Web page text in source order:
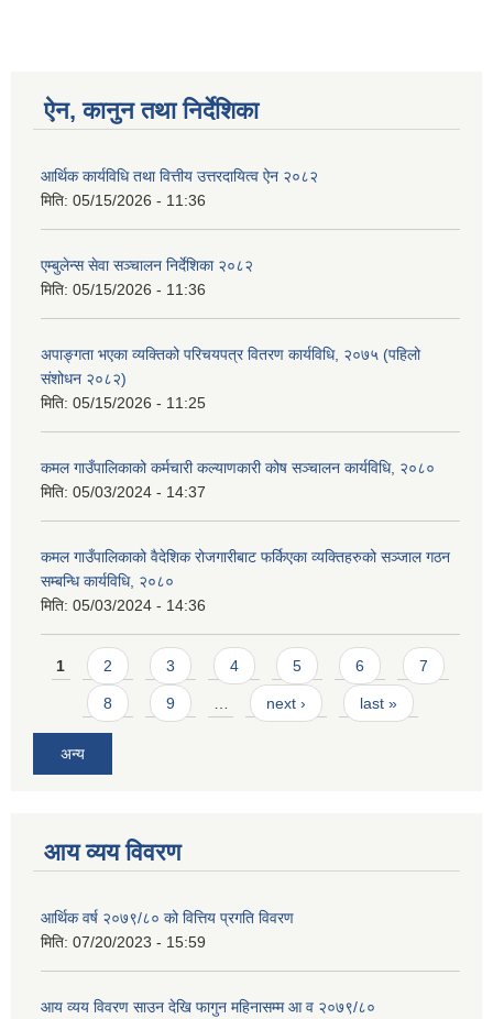
ऐन, कानुन तथा निर्देशिका
आर्थिक कार्यविधि तथा वित्तीय उत्तरदायित्व ऐन २०८२
मिति: 05/15/2026 - 11:36
एम्बुलेन्स सेवा सञ्चालन निर्देशिका २०८२
मिति: 05/15/2026 - 11:36
अपाङ्गता भएका व्यक्तिको परिचयपत्र वितरण कार्यविधि, २०७५ (पहिलो
संशोधन २०८२)
मिति: 05/15/2026 - 11:25
कमल गाउँपालिकाको कर्मचारी कल्याणकारी कोष सञ्चालन कार्यविधि, २०८०
मिति: 05/03/2024 - 14:37
कमल गाउँपालिकाको वैदेशिक रोजगारीबाट फर्किएका व्यक्तिहरुको सञ्जाल गठन
सम्बन्धि कार्यविधि, २०८०
मिति: 05/03/2024 - 14:36
Pages
1 2 3 4 5 6 7
8 9 next › last »
अन्य
आय व्यय विवरण
आर्थिक वर्ष २०७९/८० को वित्तिय प्रगति विवरण
मिति: 07/20/2023 - 15:59
आय व्यय विवरण साउन देखि फागुन महिनासम्म आ व २०७९/८०